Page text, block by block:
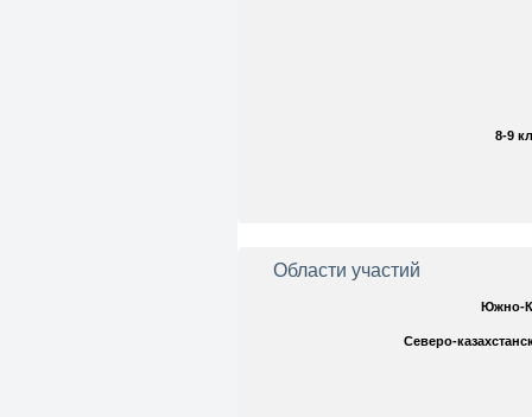
8-9
Области участий
Северо-
Южно-